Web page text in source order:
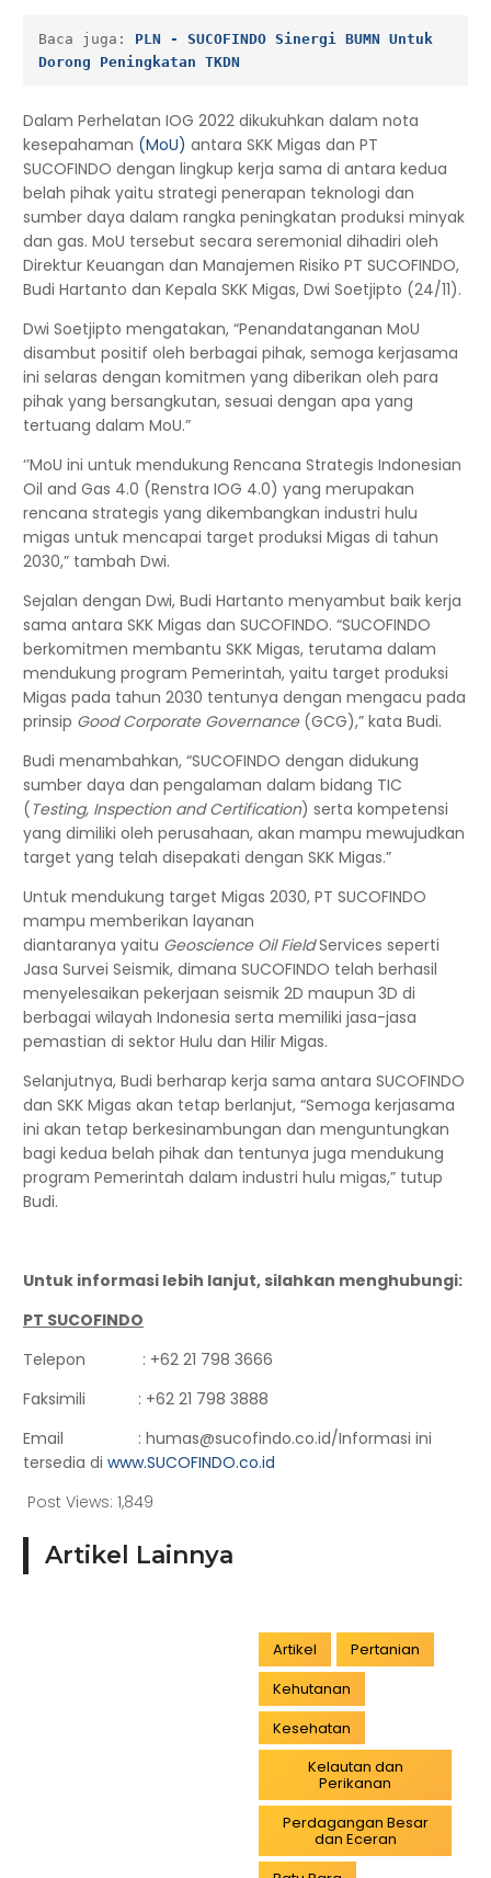
Baca juga: PLN - SUCOFINDO Sinergi BUMN Untuk
Dorong Peningkatan TKDN
Dalam Perhelatan IOG 2022 dikukuhkan dalam nota
kesepahaman (MoU) antara SKK Migas dan PT
SUCOFINDO dengan lingkup kerja sama di antara kedua
belah pihak yaitu strategi penerapan teknologi dan
sumber daya dalam rangka peningkatan produksi minyak
dan gas. MoU tersebut secara seremonial dihadiri oleh
Direktur Keuangan dan Manajemen Risiko PT SUCOFINDO,
Budi Hartanto dan Kepala SKK Migas, Dwi Soetjipto (24/11).
Dwi Soetjipto mengatakan, “Penandatanganan MoU
disambut positif oleh berbagai pihak, semoga kerjasama
ini selaras dengan komitmen yang diberikan oleh para
pihak yang bersangkutan, sesuai dengan apa yang
tertuang dalam MoU.”
‘’MoU ini untuk mendukung Rencana Strategis Indonesian
Oil and Gas 4.0 (Renstra IOG 4.0) yang merupakan
rencana strategis yang dikembangkan industri hulu
migas untuk mencapai target produksi Migas di tahun
2030,” tambah Dwi.
Sejalan dengan Dwi, Budi Hartanto menyambut baik kerja
sama antara SKK Migas dan SUCOFINDO. “SUCOFINDO
berkomitmen membantu SKK Migas, terutama dalam
mendukung program Pemerintah, yaitu target produksi
Migas pada tahun 2030 tentunya dengan mengacu pada
prinsip Good Corporate Governance(GCG),” kata Budi.
Budi menambahkan, “SUCOFINDO dengan didukung
sumber daya dan pengalaman dalam bidang TIC
( Testing, Inspection and Certification) serta kompetensi
yang dimiliki oleh perusahaan, akan mampu mewujudkan
target yang telah disepakati dengan SKK Migas.”
Untuk mendukung target Migas 2030, PT SUCOFINDO
mampu memberikan layanan
diantaranya yaitu Geoscience Oil FieldServices seperti
Jasa Survei Seismik, dimana SUCOFINDO telah berhasil
menyelesaikan pekerjaan seismik 2D maupun 3D di
berbagai wilayah Indonesia serta memiliki jasa-jasa
pemastian di sektor Hulu dan Hilir Migas.
Selanjutnya, Budi berharap kerja sama antara SUCOFINDO
dan SKK Migas akan tetap berlanjut, “Semoga kerjasama
ini akan tetap berkesinambungan dan menguntungkan
bagi kedua belah pihak dan tentunya juga mendukung
program Pemerintah dalam industri hulu migas,” tutup
Budi.
Untuk informasi lebih lanjut, silahkan menghubungi:
PT SUCOFINDO
Telepon : +62 21 798 3666
Faksimili : +62 21 798 3888
Email : humas@sucofindo.co.id/Informasi ini
tersedia di www.SUCOFINDO.co.id
Post Views: 1,849
Artikel Lainnya
Artikel
Pertanian
Kehutanan
Kesehatan
Kelautan dan
Perikanan
Perdagangan Besar
dan Eceran